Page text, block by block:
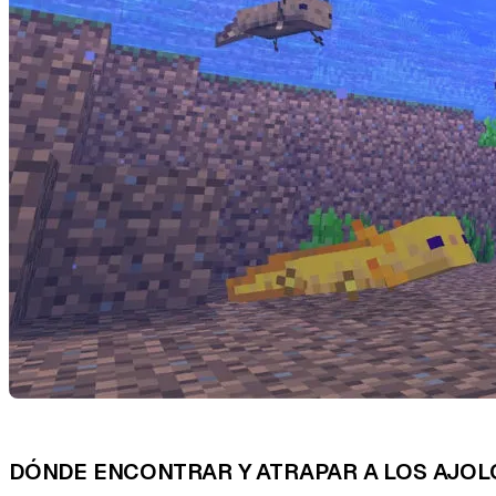
DÓNDE ENCONTRAR Y ATRAPAR A LOS